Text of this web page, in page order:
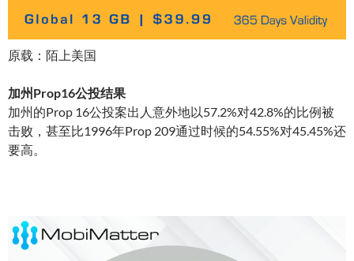
原载：陌上美国
加州Prop16公投结果
加州的Prop 16公投案出人意外地以57.2%对42.8%的比例被
击败，甚至比1996年Prop 209通过时候的54.55%对45.45%还
要高。